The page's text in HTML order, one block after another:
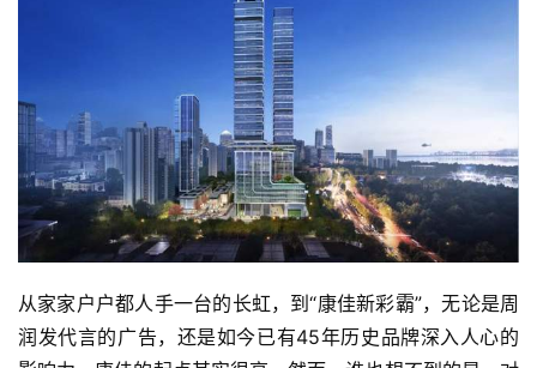
从家家户户都人手一台的长虹，到“康佳新彩霸”，无论是周
润发代言的广告，还是如今已有45年历史品牌深入人心的